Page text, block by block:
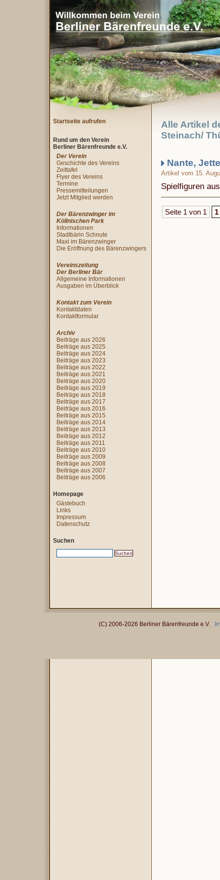
Alle Artikel
Steinach/
Nante,
Artikel vom 15.
Spielfiguren
Seite 1 von 1 1
Startseite aufrufen
Rund um den Verein
Berliner Bärenfreunde e.V.
Der Verein
Geschichte des Vereins
Zeittafel
Flyer des Vereins
Termine
Pressemitteilungen
Jetzt Mitglied werden
Der Bärenzwinger im
Köllnischen Park
Informationen
Stadtbärin Schnute
Maxi im Bärenzwinger
Die Eröffnung des Bärenzwingers
Vereinszeitung
Der Berliner Bär
Allgemeine Informationen
Ausgaben im Überblick
Kontakt zum Verein
Kontaktdaten
Kontaktformular
Archiv
Beiträge aus 2026
Beiträge aus 2025
Beiträge aus 2024
Beiträge aus 2023
Beiträge aus 2022
Beiträge aus 2021
Beiträge aus 2020
Beiträge aus 2019
Beiträge aus 2018
Beiträge aus 2017
Beiträge aus 2016
Beiträge aus 2015
Beiträge aus 2014
Beiträge aus 2013
Beiträge aus 2012
Beiträge aus 2011
Beiträge aus 2010
Beiträge aus 2009
Beiträge aus 2008
Beiträge aus 2007
Beiträge aus 2006
Homepage
Gästebuch
Links
Impressum
Datenschutz
Suchen
(C) 2006-2026 Berliner Bärenfreunde e.V.